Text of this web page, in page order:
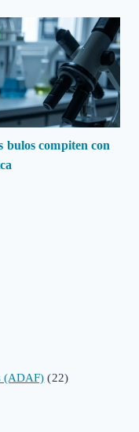
bulos compiten con
(ADAF) (22)